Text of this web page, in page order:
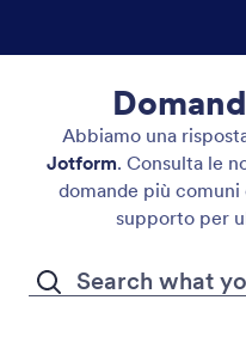
Abbiamo una
Jotform. Consulta le
domande più
supporto per